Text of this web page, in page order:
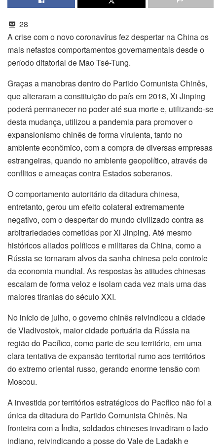
28
A crise com o novo coronavírus fez despertar na China os
mais nefastos comportamentos governamentais desde o
período ditatorial de Mao Tsé-Tung.
Graças a manobras dentro do Partido Comunista Chinês,
que alteraram a constituição do país em 2018, Xi Jinping
poderá permanecer no poder até sua morte e, utilizando-se
desta mudança, utilizou a pandemia para promover o
expansionismo chinês de forma virulenta, tanto no
ambiente econômico, com a compra de diversas empresas
estrangeiras, quando no ambiente geopolítico, através de
conflitos e ameaças contra Estados soberanos.
O comportamento autoritário da ditadura chinesa,
entretanto, gerou um efeito colateral extremamente
negativo, com o despertar do mundo civilizado contra as
arbitrariedades cometidas por Xi Jinping. Até mesmo
históricos aliados políticos e militares da China, como a
Rússia se tornaram alvos da sanha chinesa pelo controle
da economia mundial. As respostas às atitudes chinesas
escalam de forma veloz e isolam cada vez mais uma das
maiores tiranias do século XXI.
No início de julho, o governo chinês reivindicou a cidade
de Vladivostok, maior cidade portuária da Rússia na
região do Pacífico, como parte de seu território, em uma
clara tentativa de expansão territorial rumo aos territórios
do extremo oriental russo, gerando enorme tensão com
Moscou.
A investida por territórios estratégicos do Pacífico não foi a
única da ditadura do Partido Comunista Chinês. Na
fronteira com a Índia, soldados chineses invadiram o lado
indiano, reivindicando a posse do Vale de Ladakh e